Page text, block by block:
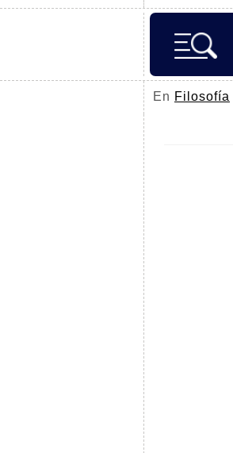
En Filosofía